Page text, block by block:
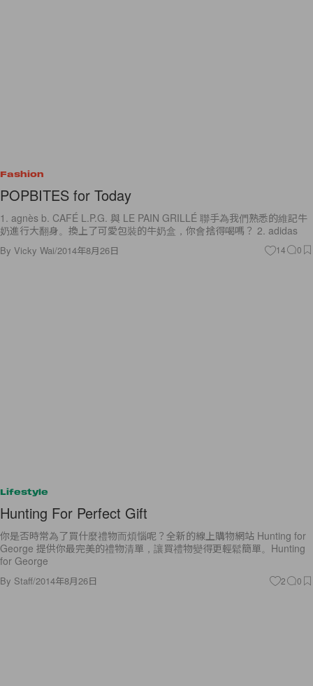
Fashion
POPBITES for Today
1. agnès b. CAFÉ L.P.G. 與 LE PAIN GRILLÉ 聯手為我們熟悉的維記牛
奶進行大翻身。換上了可愛包裝的牛奶盒，你會捨得喝嗎？ 2. adidas
By Vicky Wai/2014年8月26日 14 0
Lifestyle
Hunting For Perfect Gift
你是否時常為了買什麼禮物而煩惱呢？全新的線上購物網站 Hunting for
George 提供你最完美的禮物清單，讓買禮物變得更輕鬆簡單。Hunting
for George
By Staff/2014年8月26日 2 0